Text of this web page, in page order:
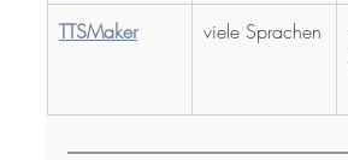
TTSMaker
viele Sprachen